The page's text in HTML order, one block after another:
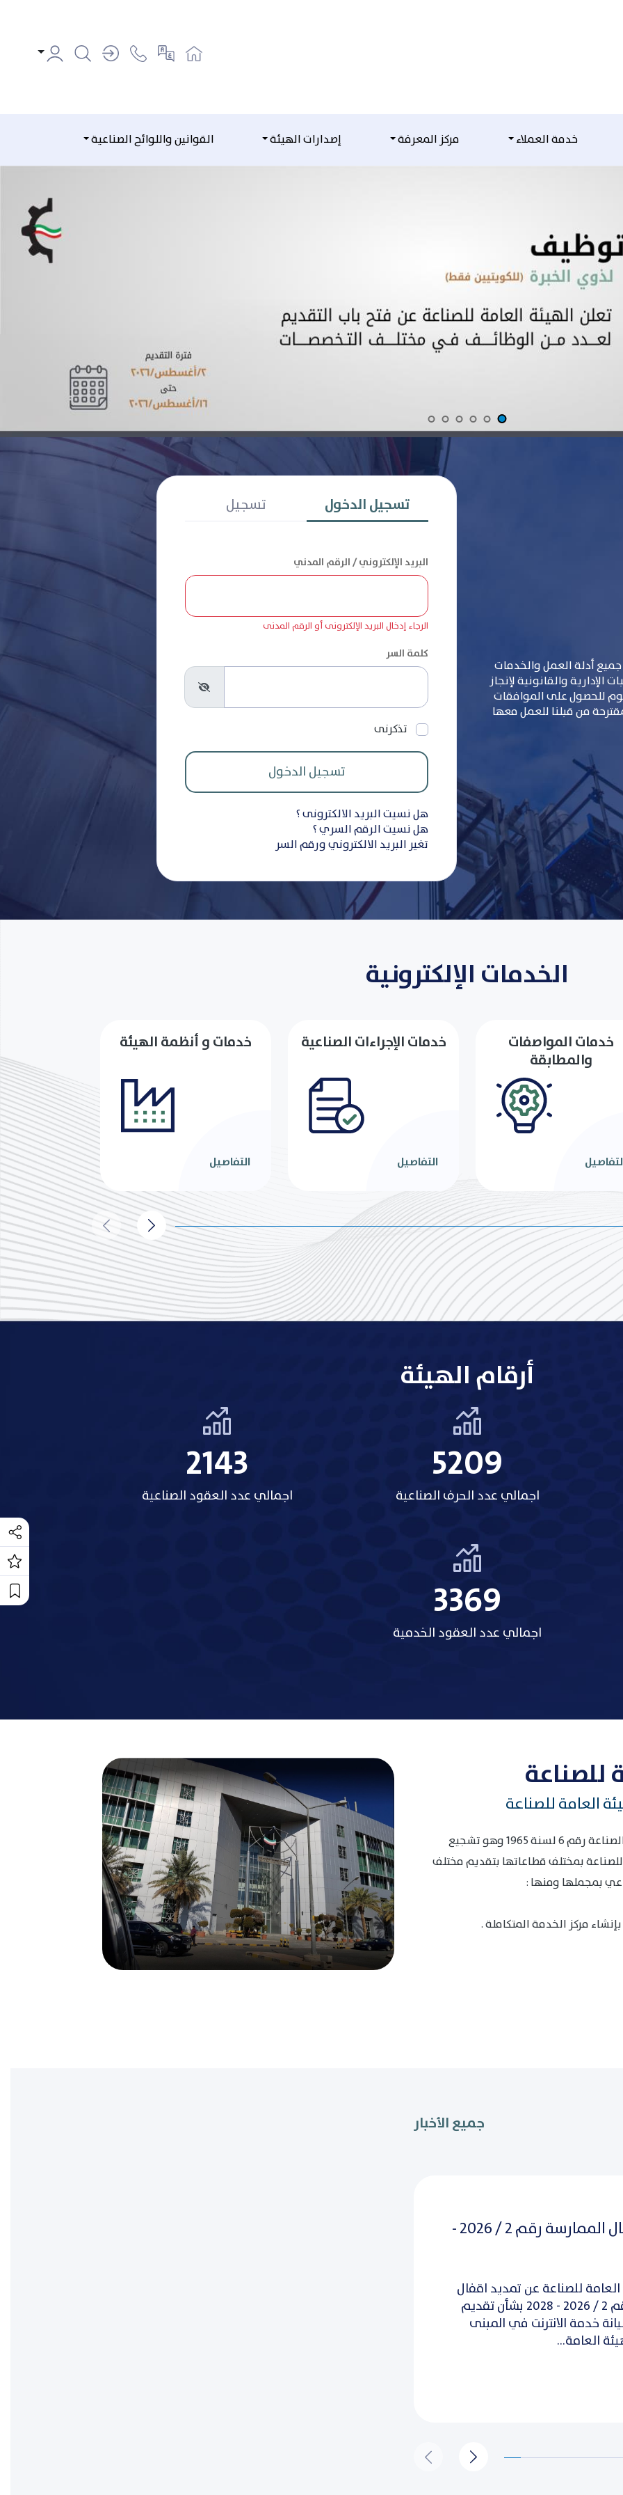
خدمة العملاء مركز المعرفة إصدارات الهيئة القوانين واللوائح الصناعية
أدلة العمل والخدمات
والقانونية لإنجاز
للحصول على الموافقات
من قبلنا للعمل معها
تسجيل الدخول تسجيل
البريد الإلكتروني / الرقم المدني
الرجاء إدخال البريد الإلكترونى أو الرقم المدنى
كلمة السر
تذكرنى
هل نسيت البريد الالكترونى ؟
هل نسيت الرقم السري ؟
تغير البريد الالكتروني ورقم السر
الخدمات الإلكترونية
خدمات و أنظمة الهيئة
التفاصيل
خدمات الإجراءات الصناعية
التفاصيل
خدمات المواصفات
والمطابقة
أرقام الهيئة
5209
اجمالي عدد الحرف الصناعية
2158
اجمالي عدد العقود الصناعية
3485
اجمالي عدد العقود الخدمية
للصناعة
العامة للصناعة
انطلاقا من الهدف المنصوص عليه في قانون الصناعة رقم 6 لسنة 1965 وهو تشجيع
بمختلف قطاعاتها بتقديم مختلف
بمجملها ومنها :
مركز الخدمة المتكاملة .
جميع الأخبار
تمديد اقفال الممارسة رقم 2 / 2026 -
للصناعة عن تمديد اقفال
الممارسة رقم 2 / 2026 - 2028 بشأن تقديم
خدمة الانترنت في المبنى
العامة...